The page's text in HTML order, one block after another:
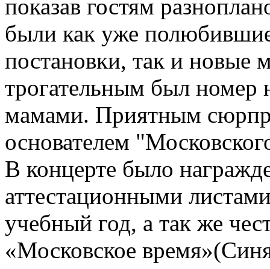
показав гостям
были как уже
постановки, так и новые
трогательным был
мамами. Приятным
основателем
В концерте было
аттестационными
учебный год, а так же
«Московское